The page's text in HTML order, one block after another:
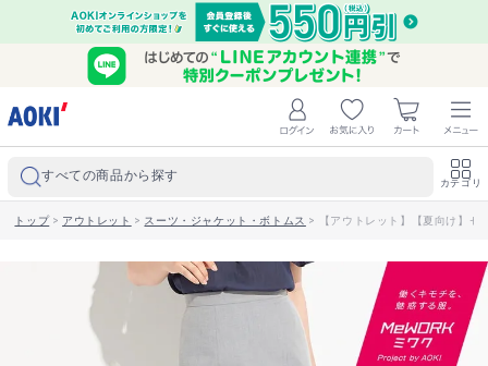
すべての商品から探す カテゴリ
トップ> アウトレット > スーツ・ジャケット・ボトムス > 【アウトレット】【夏向け】